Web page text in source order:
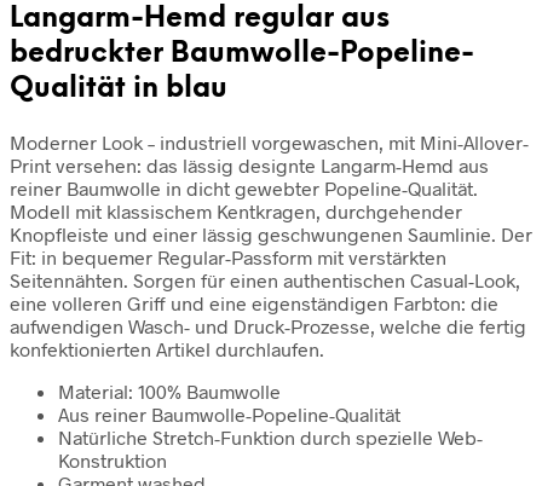
Langarm-Hemd regular aus
bedruckter Baumwolle-Popeline-
Qualität in blau
Moderner Look – industriell vorgewaschen, mit Mini-Allover-
Print versehen: das lässig designte Langarm-Hemd aus
reiner Baumwolle in dicht gewebter Popeline-Qualität.
Modell mit klassischem Kentkragen, durchgehender
Knopfleiste und einer lässig geschwungenen Saumlinie. Der
Fit: in bequemer Regular-Passform mit verstärkten
Seitennähten. Sorgen für einen authentischen Casual-Look,
eine volleren Griff und eine eigenständigen Farbton: die
aufwendigen Wasch- und Druck-Prozesse, welche die fertig
konfektionierten Artikel durchlaufen.
Material: 100% Baumwolle
Aus reiner Baumwolle-Popeline-Qualität
Natürliche Stretch-Funktion durch spezielle Web-
Konstruktion